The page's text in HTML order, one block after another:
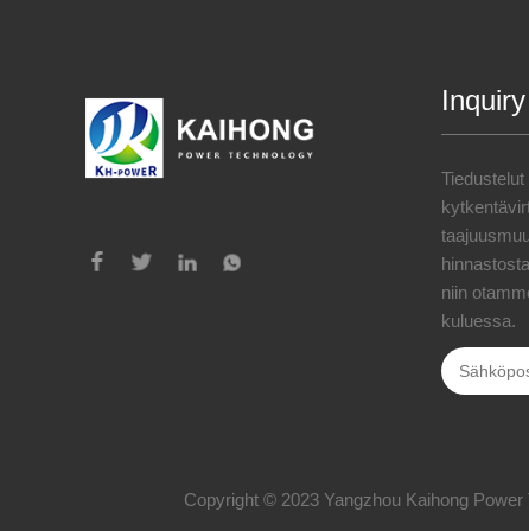
niin
kuluessa.
Copyright © 2023 Yangzhou Kaihong